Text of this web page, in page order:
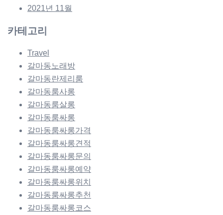
2021년 11월
카테고리
Travel
갈마동노래방
갈마동란제리룸
갈마동룸사롱
갈마동룸살롱
갈마동룸싸롱
갈마동룸싸롱가격
갈마동룸싸롱견적
갈마동룸싸롱문의
갈마동룸싸롱예약
갈마동룸싸롱위치
갈마동룸싸롱추천
갈마동룸싸롱코스